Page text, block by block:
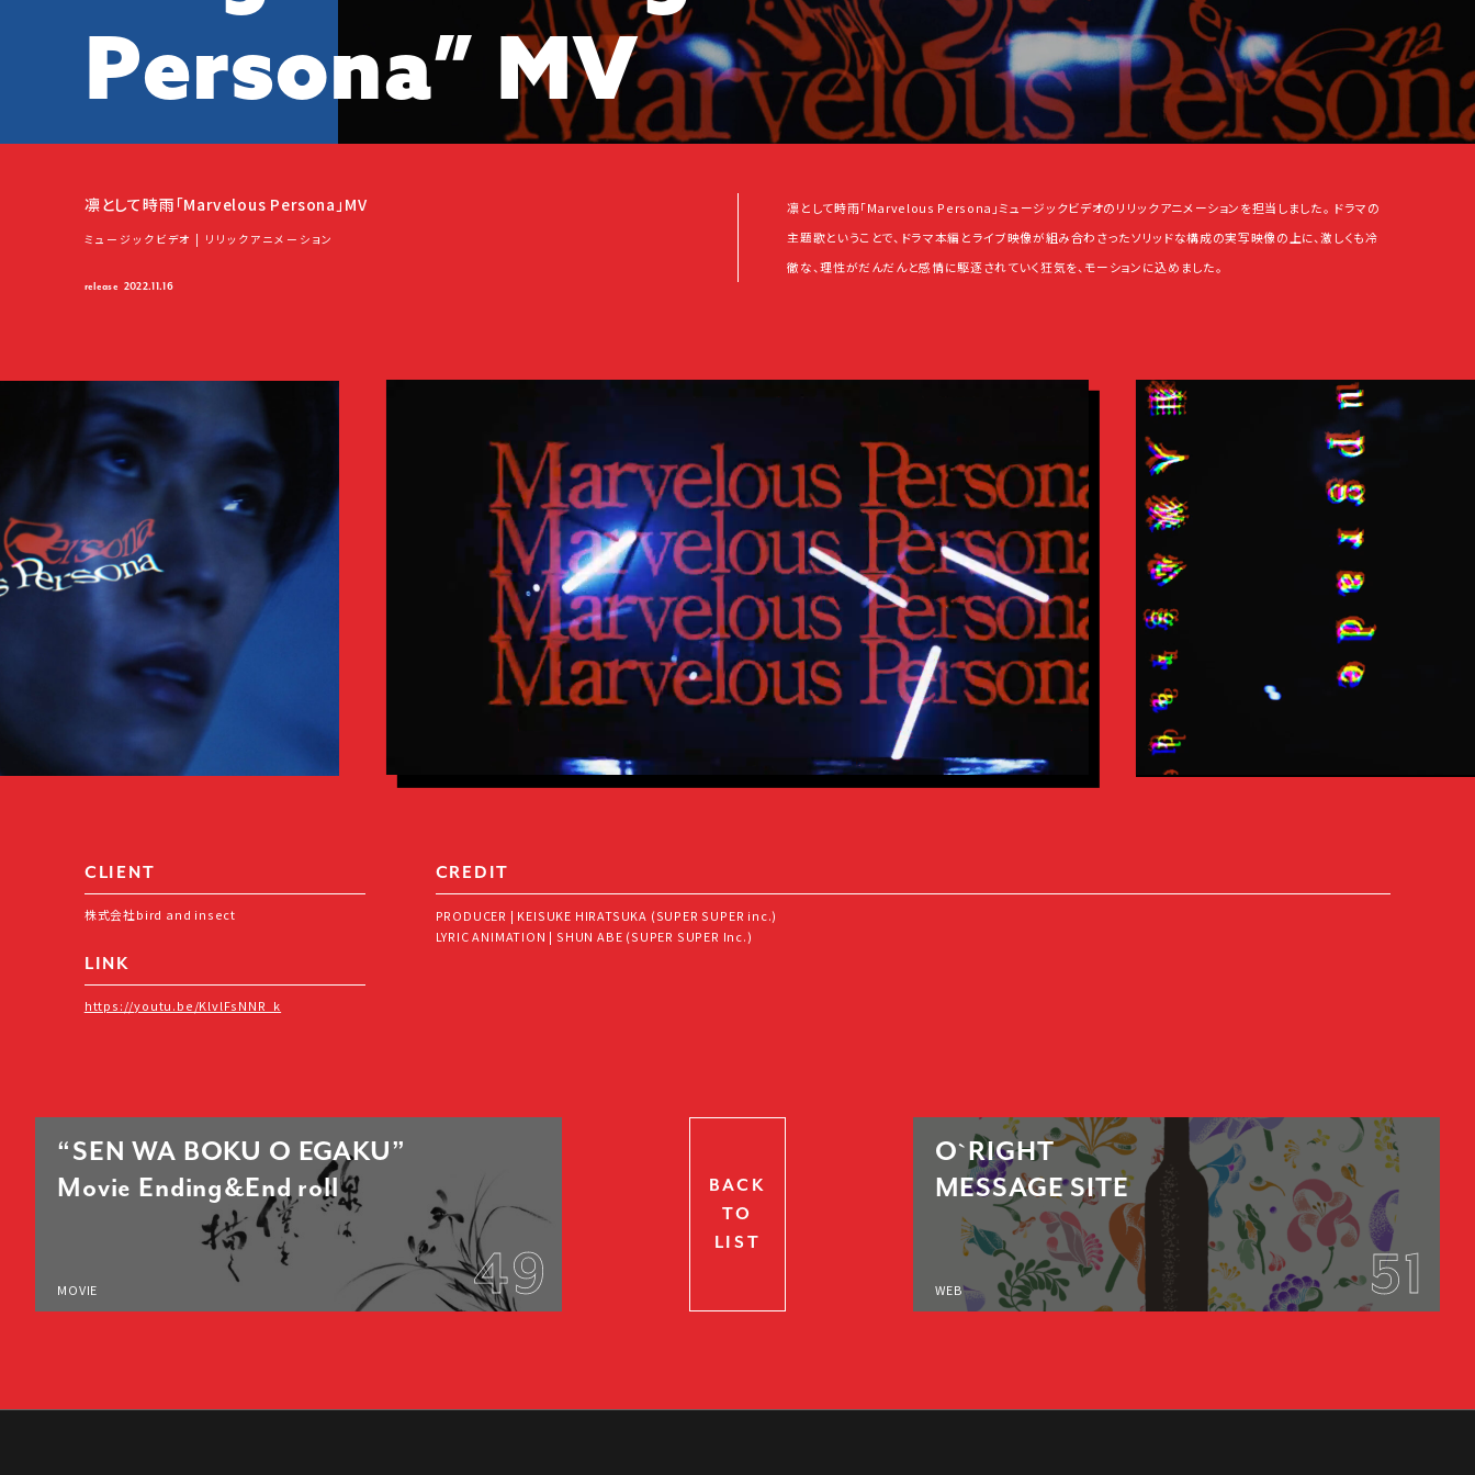
Persona” MV
凛として時雨「Marvelous Persona」MV
ミュージックビデオ | リリックアニメーション
release 2022.11.16
凛として時雨「Marvelous Persona」ミュージックビデオのリリックアニメーションを担当しました。 ドラマの
主題歌ということで、ドラマ本編とライブ映像が組み合わさったソリッドな構成の実写映像の上に、激しくも冷
徹な、理性がだんだんと感情に駆逐されていく狂気を、モーションに込めました。
CLIENT
株式会社bird and insect
LINK
https://youtu.be/KlvlFsNNR_k
CREDIT
PRODUCER | KEISUKE HIRATSUKA (SUPER SUPER inc.)
LYRIC ANIMATION | SHUN ABE (SUPER SUPER Inc.)
“SEN WA BOKU O EGAKU”
Movie Ending&End roll
MOVIE 49
BACK
TO
LIST
O`RIGHT
MESSAGE SITE
WEB 51